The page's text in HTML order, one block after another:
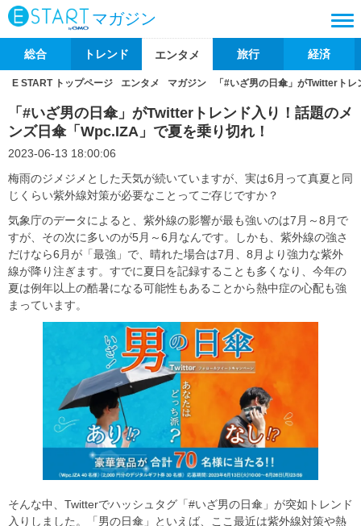
マガジン
総合 トレンド エンタメ 旅行 経済
E START トップページ エンタメ マガジン 「#いざ男の日傘」がTwitterト
「#いざ男の日傘」がTwitterトレンド入り！話題のメ
ンズ日傘「Wpc.IZA」で夏を乗り切れ！
2023-06-13 18:00:06
梅雨のジメジメとした天気が続いていますが、実は6月って真夏と同
じくらい紫外線対策が必要なことってご存じですか？
気象庁のデータによると、紫外線の影響が最も強いのは7月～8月で
すが、その次に多いのが5月～6月なんです。しかも、紫外線の強さ
だけなら6月が「最強」で、晴れた場合は7月、8月より強力な紫外
線が降り注ぎます。すでに夏日を記録することも多くなり、今年の
夏は例年以上の酷暑になる可能性もあることから熱中症の心配も強
まっています。
そんな中、Twitterでハッシュタグ「#いざ男の日傘」が突如トレンド
入りしました。「男の日傘」といえば、ここ最近は紫外線対策や熱